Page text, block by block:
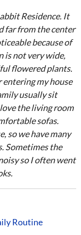
Residence. It
far from the center
because of
is not very wide,
flowered plants.
my house
usually sit
the living room
sofas.
so we have many
Sometimes the
so I often went
Routine